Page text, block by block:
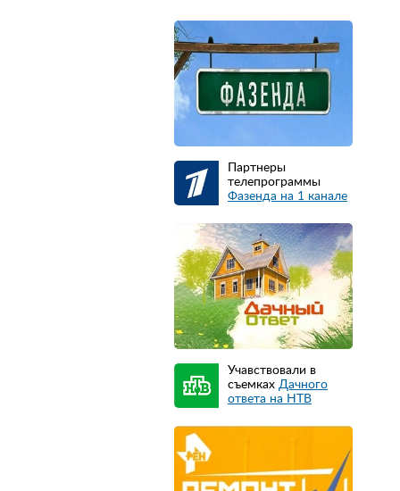
Партнеры
телепрограммы
Фазенда на 1 канале
Учавствовали в
съемках Дачного
ответа на НТВ